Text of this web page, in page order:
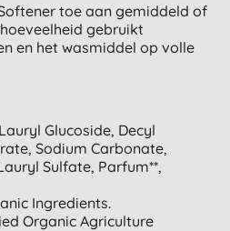
toe aan gemiddeld of
gebruikt
en het wasmiddel op volle
Glucoside, Decyl
Sodium Carbonate,
Sulfate, Parfum**,
Ingredients.
Organic Agriculture